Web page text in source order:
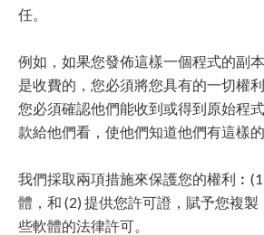
任。
例如，如果您發佈這樣一個程式的副
是收費的，您必須將您具有的一切權
您必須確認他們能收到或得到原始程
款給他們看，使他們知道他們有這樣的
我們採取兩項措施來保護您的權利
體，和 (2) 提供您許可證，賦予您複
些軟體的法律許可。